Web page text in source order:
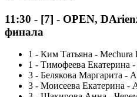
11:30 - [7] - OPEN,
финала
1 - Ким Татьяна - Mechura
1 - Тимофеева Екатерина
3 - Белякова Маргарита -
3 - Моисеева Екатерина -